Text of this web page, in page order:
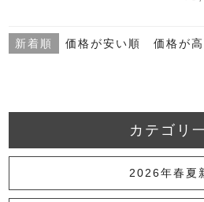
新着順 価格が安い順 価格が
カテゴリ
2026年春夏